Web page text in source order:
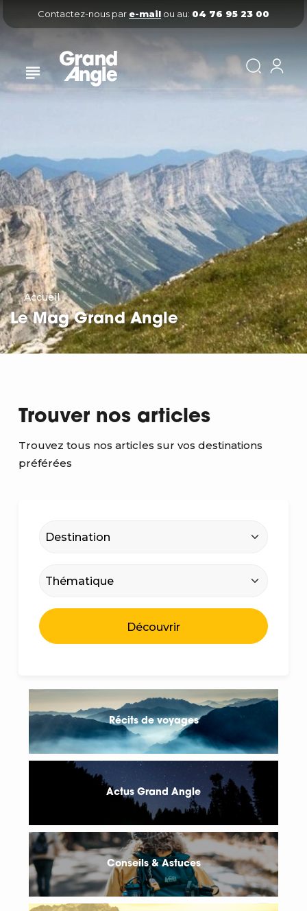
Contactez-nous par e-mail ou au: 04 76 95 23 00
Accueil
Le Mag Grand Angle
Trouver nos articles
Trouvez tous nos articles sur vos destinations
préférées
Découvrir
Récits de voyages
Actus Grand Angle
Conseils & Astuces